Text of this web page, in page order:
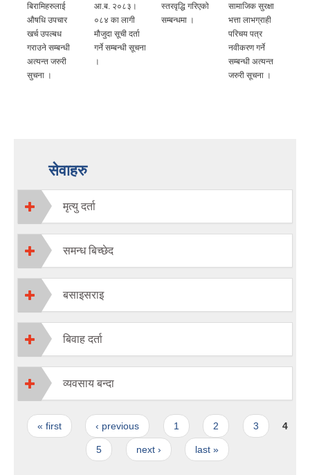
बिरामिहरुलाई
‍‌औषधि उपचार
खर्च उपल्बध
गराउने सम्बन्धी
अत्यन्त जरुरी
सुचना ।
आ.ब. २०८३।
०८४ का लागी
मौजुदा सूची दर्ता
गर्ने सम्बन्धी सूचना
।
स्तरवृद्धि गरिएको
सम्बन्धमा ।
सामाजिक सुरक्षा
भत्ता लाभग्राही
परिचय पत्र
नवीकरण गर्ने
सम्बन्धी अत्यन्त
जरुरी सूचना ।
सेवाहरु
मृत्यु दर्ता
समन्ध बिच्छेद
बसाइसराइ
बिवाह दर्ता
व्यवसाय बन्दा
Pages
« first ‹ previous 1 2 3 4
5 next › last »